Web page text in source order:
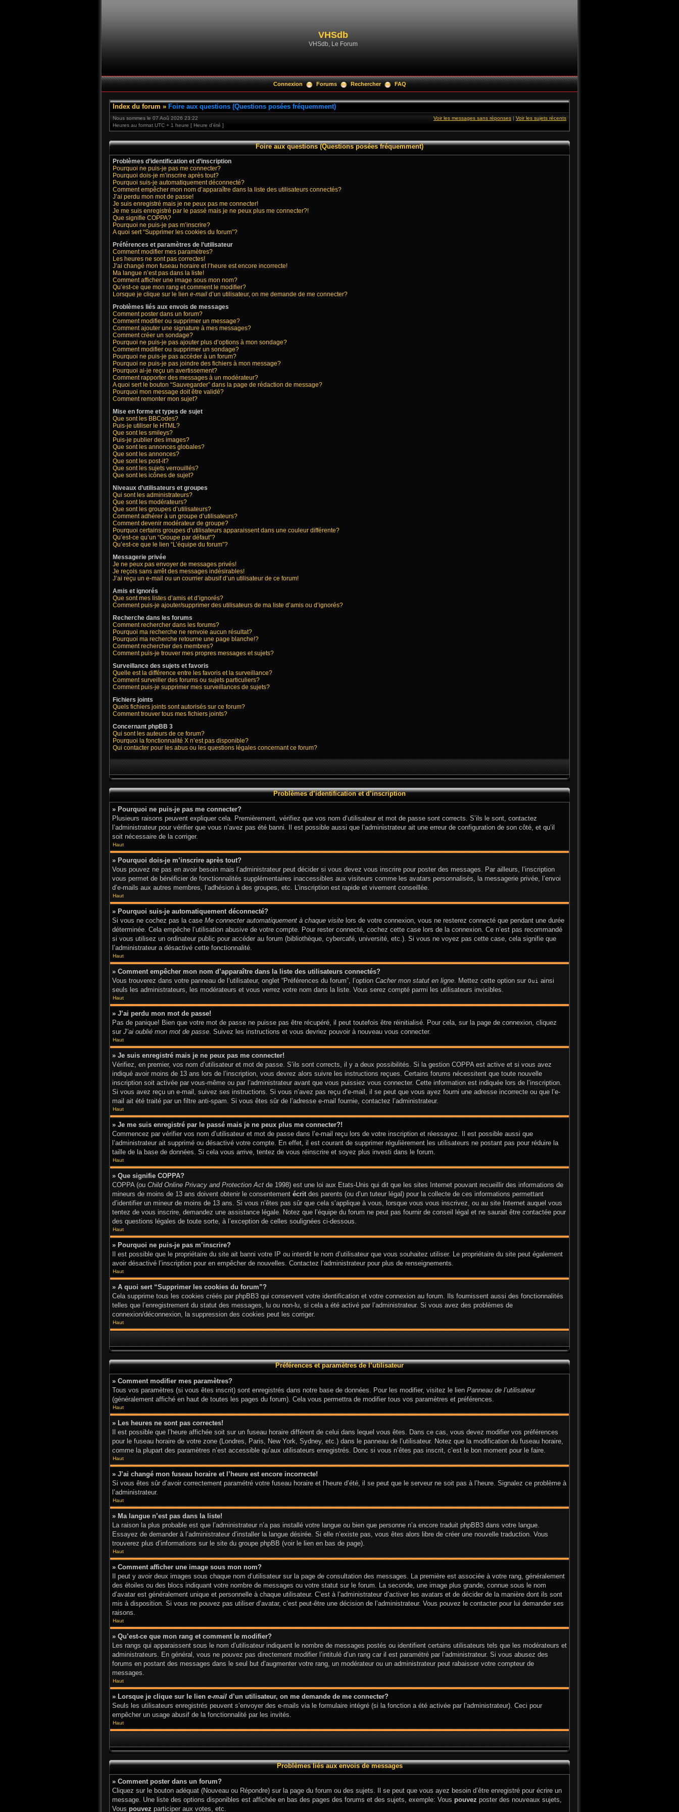
VHSdb
VHSdb, Le Forum
Connexion Forums Rechercher FAQ
Index du forum » Foire aux questions (Questions posées fréquemment)
Nous sommes le 07 Aoû 2026 23:22
Heures au format UTC + 1 heure [ Heure d’été ]
Voir les messages sans réponses | Voir les sujets récents
Foire aux questions (Questions posées fréquemment)
Problèmes d’identification et d’inscription
Pourquoi ne puis-je pas me connecter?
Pourquoi dois-je m’inscrire après tout?
Pourquoi suis-je automatiquement déconnecté?
Comment empêcher mon nom d’apparaître dans la liste des utilisateurs connectés?
J’ai perdu mon mot de passe!
Je suis enregistré mais je ne peux pas me connecter!
Je me suis enregistré par le passé mais je ne peux plus me connecter?!
Que signifie COPPA?
Pourquoi ne puis-je pas m’inscrire?
A quoi sert “Supprimer les cookies du forum”?
Préférences et paramètres de l’utilisateur
Comment modifier mes paramètres?
Les heures ne sont pas correctes!
J’ai changé mon fuseau horaire et l’heure est encore incorrecte!
Ma langue n’est pas dans la liste!
Comment afficher une image sous mon nom?
Qu’est-ce que mon rang et comment le modifier?
Lorsque je clique sur le lien e-mail d’un utilisateur, on me demande de me connecter?
Problèmes liés aux envois de messages
Comment poster dans un forum?
Comment modifier ou supprimer un message?
Comment ajouter une signature à mes messages?
Comment créer un sondage?
Pourquoi ne puis-je pas ajouter plus d’options à mon sondage?
Comment modifier ou supprimer un sondage?
Pourquoi ne puis-je pas accéder à un forum?
Pourquoi ne puis-je pas joindre des fichiers à mon message?
Pourquoi ai-je reçu un avertissement?
Comment rapporter des messages à un modérateur?
A quoi sert le bouton “Sauvegarder” dans la page de rédaction de message?
Pourquoi mon message doit être validé?
Comment remonter mon sujet?
Mise en forme et types de sujet
Que sont les BBCodes?
Puis-je utiliser le HTML?
Que sont les smileys?
Puis-je publier des images?
Que sont les annonces globales?
Que sont les annonces?
Que sont les post-it?
Que sont les sujets verrouillés?
Que sont les icônes de sujet?
Niveaux d’utilisateurs et groupes
Qui sont les administrateurs?
Que sont les modérateurs?
Que sont les groupes d’utilisateurs?
Comment adhérer à un groupe d’utilisateurs?
Comment devenir modérateur de groupe?
Pourquoi certains groupes d’utilisateurs apparaissent dans une couleur différente?
Qu’est-ce qu’un “Groupe par défaut”?
Qu’est-ce que le lien “L’équipe du forum”?
Messagerie privée
Je ne peux pas envoyer de messages privés!
Je reçois sans arrêt des messages indésirables!
J’ai reçu un e-mail ou un courrier abusif d’un utilisateur de ce forum!
Amis et ignorés
Que sont mes listes d’amis et d’ignorés?
Comment puis-je ajouter/supprimer des utilisateurs de ma liste d’amis ou d’ignorés?
Recherche dans les forums
Comment rechercher dans les forums?
Pourquoi ma recherche ne renvoie aucun résultat?
Pourquoi ma recherche retourne une page blanche!?
Comment rechercher des membres?
Comment puis-je trouver mes propres messages et sujets?
Surveillance des sujets et favoris
Quelle est la différence entre les favoris et la surveillance?
Comment surveiller des forums ou sujets particuliers?
Comment puis-je supprimer mes surveillances de sujets?
Fichiers joints
Quels fichiers joints sont autorisés sur ce forum?
Comment trouver tous mes fichiers joints?
Concernant phpBB 3
Qui sont les auteurs de ce forum?
Pourquoi la fonctionnalité X n’est pas disponible?
Qui contacter pour les abus ou les questions légales concernant ce forum?
Problèmes d’identification et d’inscription
» Pourquoi ne puis-je pas me connecter?
Plusieurs raisons peuvent expliquer cela. Premièrement, vérifiez que vos nom d’utilisateur et mot de passe sont corrects. S’ils le sont, contactez
l’administrateur pour vérifier que vous n’avez pas été banni. Il est possible aussi que l’administrateur ait une erreur de configuration de son côté, et qu’il
soit nécessaire de la corriger.
Haut
» Pourquoi dois-je m’inscrire après tout?
Vous pouvez ne pas en avoir besoin mais l’administrateur peut décider si vous devez vous inscrire pour poster des messages. Par ailleurs, l’inscription
vous permet de bénéficier de fonctionnalités supplémentaires inaccessibles aux visiteurs comme les avatars personnalisés, la messagerie privée, l’envoi
d’e-mails aux autres membres, l’adhésion à des groupes, etc. L’inscription est rapide et vivement conseillée.
Haut
» Pourquoi suis-je automatiquement déconnecté?
Si vous ne cochez pas la case Me connecter automatiquement à chaque visite lors de votre connexion, vous ne resterez connecté que pendant une durée
déterminée. Cela empêche l’utilisation abusive de votre compte. Pour rester connecté, cochez cette case lors de la connexion. Ce n’est pas recommandé
si vous utilisez un ordinateur public pour accéder au forum (bibliothèque, cybercafé, université, etc.). Si vous ne voyez pas cette case, cela signifie que
l’administrateur a désactivé cette fonctionnalité.
Haut
» Comment empêcher mon nom d’apparaître dans la liste des utilisateurs connectés?
Vous trouverez dans votre panneau de l’utilisateur, onglet “Préférences du forum”, l’option Cacher mon statut en ligne. Mettez cette option sur Oui ainsi
seuls les administrateurs, les modérateurs et vous verrez votre nom dans la liste. Vous serez compté parmi les utilisateurs invisibles.
Haut
» J’ai perdu mon mot de passe!
Pas de panique! Bien que votre mot de passe ne puisse pas être récupéré, il peut toutefois être réinitialisé. Pour cela, sur la page de connexion, cliquez
sur J’ai oublié mon mot de passe. Suivez les instructions et vous devriez pouvoir à nouveau vous connecter.
Haut
» Je suis enregistré mais je ne peux pas me connecter!
Vérifiez, en premier, vos nom d’utilisateur et mot de passe. S’ils sont corrects, il y a deux possibilités. Si la gestion COPPA est active et si vous avez
indiqué avoir moins de 13 ans lors de l’inscription, vous devrez alors suivre les instructions reçues. Certains forums nécessitent que toute nouvelle
inscription soit activée par vous-même ou par l’administrateur avant que vous puissiez vous connecter. Cette information est indiquée lors de l’inscription.
Si vous avez reçu un e-mail, suivez ses instructions. Si vous n’avez pas reçu d’e-mail, il se peut que vous ayez fourni une adresse incorrecte ou que l’e-
mail ait été traité par un filtre anti-spam. Si vous êtes sûr de l’adresse e-mail fournie, contactez l’administrateur.
Haut
» Je me suis enregistré par le passé mais je ne peux plus me connecter?!
Commencez par vérifier vos nom d’utilisateur et mot de passe dans l’e-mail reçu lors de votre inscription et réessayez. Il est possible aussi que
l’administrateur ait supprimé ou désactivé votre compte. En effet, il est courant de supprimer régulièrement les utilisateurs ne postant pas pour réduire la
taille de la base de données. Si cela vous arrive, tentez de vous réinscrire et soyez plus investi dans le forum.
Haut
» Que signifie COPPA?
COPPA (ou Child Online Privacy and Protection Act de 1998) est une loi aux Etats-Unis qui dit que les sites Internet pouvant recueillir des informations de
mineurs de moins de 13 ans doivent obtenir le consentement écritdes parents (ou d’un tuteur légal) pour la collecte de ces informations permettant
d’identifier un mineur de moins de 13 ans. Si vous n’êtes pas sûr que cela s’applique à vous, lorsque vous vous inscrivez, ou au site Internet auquel vous
tentez de vous inscrire, demandez une assistance légale. Notez que l’équipe du forum ne peut pas fournir de conseil légal et ne saurait être contactée pour
des questions légales de toute sorte, à l’exception de celles soulignées ci-dessous.
Haut
» Pourquoi ne puis-je pas m’inscrire?
Il est possible que le propriétaire du site ait banni votre IP ou interdit le nom d’utilisateur que vous souhaitez utiliser. Le propriétaire du site peut également
avoir désactivé l’inscription pour en empêcher de nouvelles. Contactez l’administrateur pour plus de renseignements.
Haut
» A quoi sert “Supprimer les cookies du forum”?
Cela supprime tous les cookies créés par phpBB3 qui conservent votre identification et votre connexion au forum. Ils fournissent aussi des fonctionnalités
telles que l’enregistrement du statut des messages, lu ou non-lu, si cela a été activé par l’administrateur. Si vous avez des problèmes de
connexion/déconnexion, la suppression des cookies peut les corriger.
Haut
Préférences et paramètres de l’utilisateur
» Comment modifier mes paramètres?
Tous vos paramètres (si vous êtes inscrit) sont enregistrés dans notre base de données. Pour les modifier, visitez le lien Panneau de l’utilisateur
(généralement affiché en haut de toutes les pages du forum). Cela vous permettra de modifier tous vos paramètres et préférences.
Haut
» Les heures ne sont pas correctes!
Il est possible que l’heure affichée soit sur un fuseau horaire différent de celui dans lequel vous êtes. Dans ce cas, vous devez modifier vos préférences
pour le fuseau horaire de votre zone (Londres, Paris, New York, Sydney, etc.) dans le panneau de l’utilisateur. Notez que la modification du fuseau horaire,
comme la plupart des paramètres n’est accessible qu’aux utilisateurs enregistrés. Donc si vous n’êtes pas inscrit, c’est le bon moment pour le faire.
Haut
» J’ai changé mon fuseau horaire et l’heure est encore incorrecte!
Si vous êtes sûr d’avoir correctement paramétré votre fuseau horaire et l’heure d’été, il se peut que le serveur ne soit pas à l’heure. Signalez ce problème à
l’administrateur.
Haut
» Ma langue n’est pas dans la liste!
La raison la plus probable est que l’administrateur n’a pas installé votre langue ou bien que personne n’a encore traduit phpBB3 dans votre langue.
Essayez de demander à l’administrateur d’installer la langue désirée. Si elle n’existe pas, vous êtes alors libre de créer une nouvelle traduction. Vous
trouverez plus d’informations sur le site du groupe phpBB (voir le lien en bas de page).
Haut
» Comment afficher une image sous mon nom?
Il peut y avoir deux images sous chaque nom d’utilisateur sur la page de consultation des messages. La première est associée à votre rang, généralement
des étoiles ou des blocs indiquant votre nombre de messages ou votre statut sur le forum. La seconde, une image plus grande, connue sous le nom
d’avatar est généralement unique et personnelle à chaque utilisateur. C’est à l’administrateur d’activer les avatars et de décider de la manière dont ils sont
mis à disposition. Si vous ne pouvez pas utiliser d’avatar, c’est peut-être une décision de l’administrateur. Vous pouvez le contacter pour lui demander ses
raisons.
Haut
» Qu’est-ce que mon rang et comment le modifier?
Les rangs qui apparaissent sous le nom d’utilisateur indiquent le nombre de messages postés ou identifient certains utilisateurs tels que les modérateurs et
administrateurs. En général, vous ne pouvez pas directement modifier l’intitulé d’un rang car il est paramétré par l’administrateur. Si vous abusez des
forums en postant des messages dans le seul but d’augmenter votre rang, un modérateur ou un administrateur peut rabaisser votre compteur de
messages.
Haut
» Lorsque je clique sur le lien e-mail d’un utilisateur, on me demande de me connecter?
Seuls les utilisateurs enregistrés peuvent s’envoyer des e-mails via le formulaire intégré (si la fonction a été activée par l’administrateur). Ceci pour
empêcher un usage abusif de la fonctionnalité par les invités.
Haut
Problèmes liés aux envois de messages
» Comment poster dans un forum?
Cliquez sur le bouton adéquat (Nouveau ou Répondre) sur la page du forum ou des sujets. Il se peut que vous ayez besoin d’être enregistré pour écrire un
message. Une liste des options disponibles est affichée en bas des pages des forums et des sujets, exemple: Vous pouvez poster des nouveaux sujets,
Vous pouvez participer aux votes, etc.